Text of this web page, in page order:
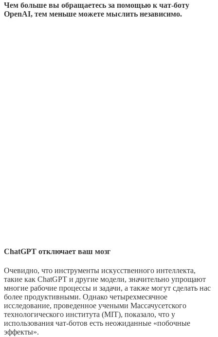
Чем больше вы обращаетесь за помощью к чат-боту
OpenAI, тем меньше можете мыслить независимо.
ChatGPT отключает ваш мозг
Очевидно, что инструменты искусственного интеллекта,
такие как ChatGPT и другие модели, значительно упрощают
многие рабочие процессы и задачи, а также могут сделать нас
более продуктивными. Однако четырехмесячное
исследование, проведенное учеными Массачусетского
технологического института (MIT), показало, что у
использования чат-ботов есть неожиданные «побочные
эффекты».